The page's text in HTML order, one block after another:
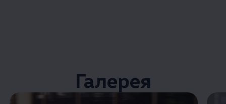
Галерея
Enable fullscreen mode